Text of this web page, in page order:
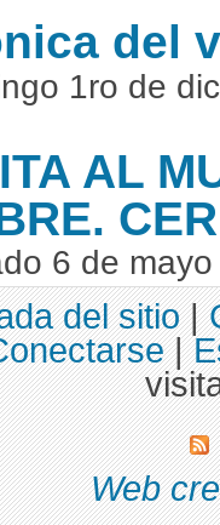
del
1ro de
AL
6 de
del sitio|
|
Web